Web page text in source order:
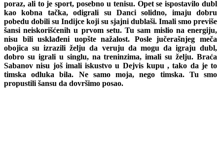
poraz, ali to je sport, posebno u tenisu. Opet se ispostavilo dubl
kao kobna tačka, odigrali su Danci solidno, imaju dobru
pobedu dobili su Indijce koji su sjajni dublaši. Imali smo previše
šansi neiskorišćenih u prvom setu. Tu sam mislio na energiju,
nisu bili usklađeni uopšte nažalost. Posle jučerašnjeg meča
obojica su izrazili želju da veruju da mogu da igraju dubl,
dobro su igrali u singlu, na treninzima, imali su želju. Braća
Sabanov nisu još imali iskustvo u Dejvis kupu , tako da je to
timska odluka bila. Ne samo moja, nego timska. Tu smo
propustili šansu da dovršimo posao.